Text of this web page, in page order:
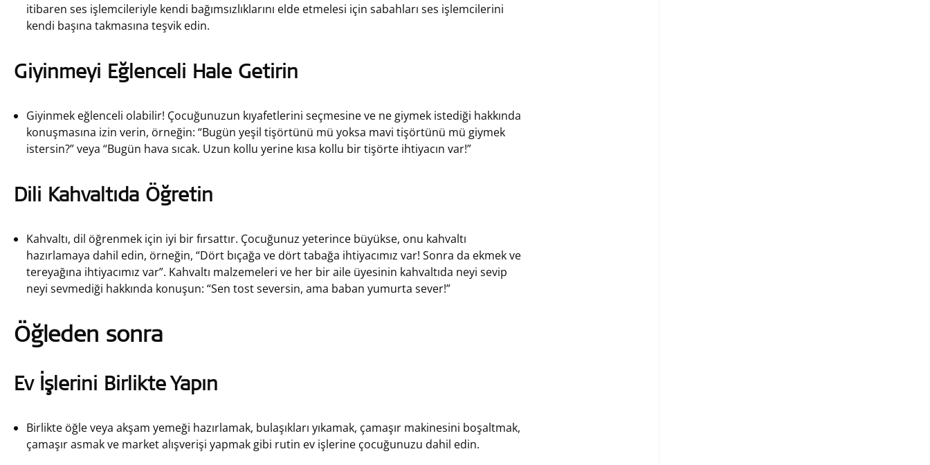
itibaren ses işlemcileriyle kendi bağımsızlıklarını elde etmelesi için sabahları ses işlemcilerini
kendi başına takmasına teşvik edin.
Giyinmeyi Eğlenceli Hale Getirin
Giyinmek eğlenceli olabilir! Çocuğunuzun kıyafetlerini seçmesine ve ne giymek istediği hakkında
konuşmasına izin verin, örneğin: “Bugün yeşil tişörtünü mü yoksa mavi tişörtünü mü giymek
istersin?” veya “Bugün hava sıcak. Uzun kollu yerine kısa kollu bir tişörte ihtiyacın var!”
Dili Kahvaltıda Öğretin
Kahvaltı, dil öğrenmek için iyi bir fırsattır. Çocuğunuz yeterince büyükse, onu kahvaltı
hazırlamaya dahil edin, örneğin, “Dört bıçağa ve dört tabağa ihtiyacımız var! Sonra da ekmek ve
tereyağına ihtiyacımız var”. Kahvaltı malzemeleri ve her bir aile üyesinin kahvaltıda neyi sevip
neyi sevmediği hakkında konuşun: “Sen tost seversin, ama baban yumurta sever!”
Öğleden sonra
Ev İşlerini Birlikte Yapın
Birlikte öğle veya akşam yemeği hazırlamak, bulaşıkları yıkamak, çamaşır makinesini boşaltmak,
çamaşır asmak ve market alışverişi yapmak gibi rutin ev işlerine çocuğunuzu dahil edin.